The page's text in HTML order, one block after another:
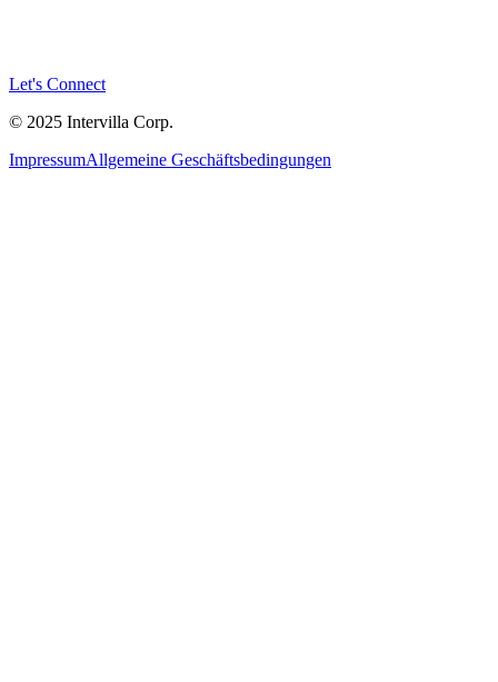
Let's Connect
© 2025 Intervilla Corp.
ImpressumAllgemeine Geschäftsbedingungen